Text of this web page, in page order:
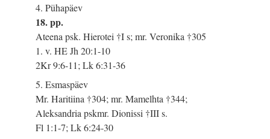
4. Pühapäev
18. pp.
Ateena psk. Hierotei †I s; mr. Veronika †305
1. v. HE Jh 20:1-10
2Kr 9:6-11; Lk 6:31-36
5. Esmaspäev
Mr. Haritiina †304; mr. Mamelhta †344;
Aleksandria pskmr. Dionissi †III s.
Fl 1:1-7; Lk 6:24-30